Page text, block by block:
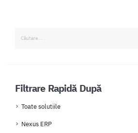
Filtrare Rapidă După
Toate solutiile
Nexus ERP